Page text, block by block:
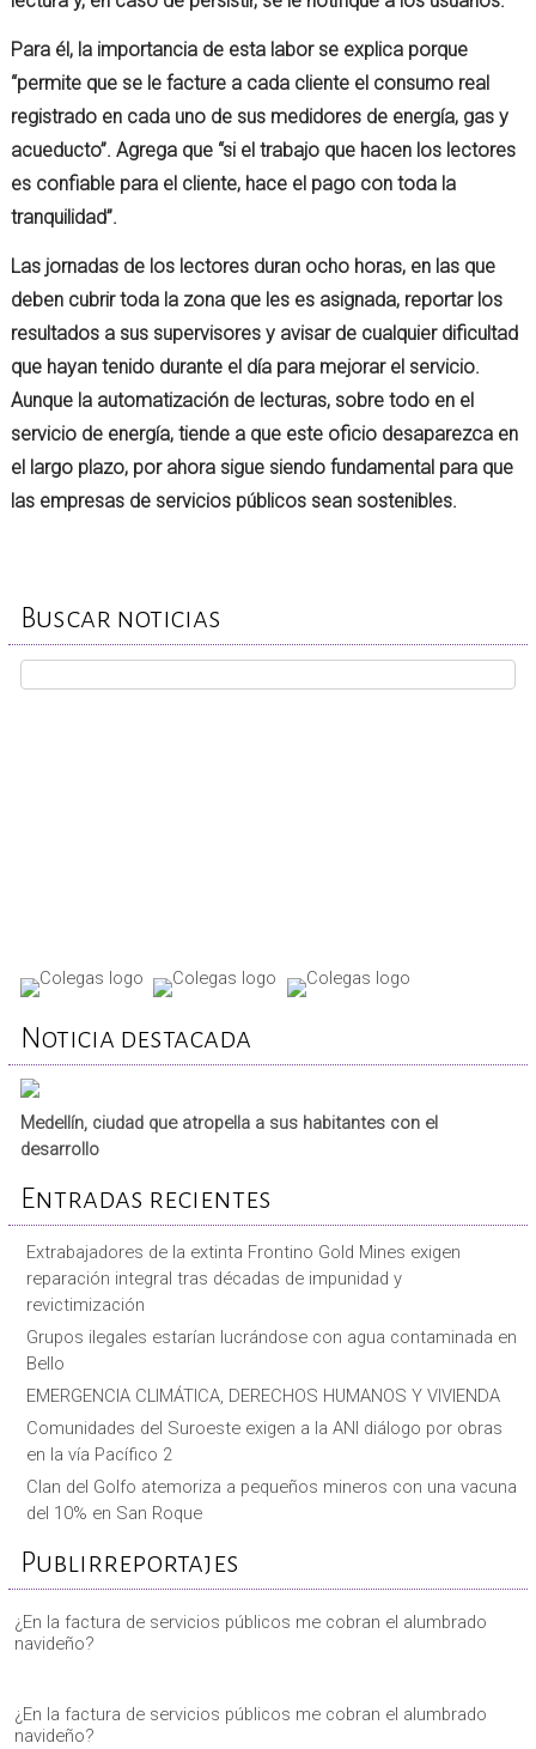
Para él, la importancia de esta labor se explica porque
“permite que se le facture a cada cliente el consumo real
registrado en cada uno de sus medidores de energía, gas y
acueducto”. Agrega que “si el trabajo que hacen los lectores
es confiable para el cliente, hace el pago con toda la
tranquilidad”.
Las jornadas de los lectores duran ocho horas, en las que
deben cubrir toda la zona que les es asignada, reportar los
resultados a sus supervisores y avisar de cualquier dificultad
que hayan tenido durante el día para mejorar el servicio.
Aunque la automatización de lecturas, sobre todo en el
servicio de energía, tiende a que este oficio desaparezca en
el largo plazo, por ahora sigue siendo fundamental para que
las empresas de servicios públicos sean sostenibles.
Buscar noticias
Noticia destacada
Medellín, ciudad que atropella a sus habitantes con el
desarrollo
Entradas recientes
Extrabajadores de la extinta Frontino Gold Mines exigen
reparación integral tras décadas de impunidad y
revictimización
Grupos ilegales estarían lucrándose con agua contaminada en
Bello
EMERGENCIA CLIMÁTICA, DERECHOS HUMANOS Y VIVIENDA
Comunidades del Suroeste exigen a la ANI diálogo por obras
en la vía Pacífico 2
Clan del Golfo atemoriza a pequeños mineros con una vacuna
del 10% en San Roque
Publirreportajes
¿En la factura de servicios públicos me cobran el alumbrado
navideño?
¿En la factura de servicios públicos me cobran el alumbrado
navideño?